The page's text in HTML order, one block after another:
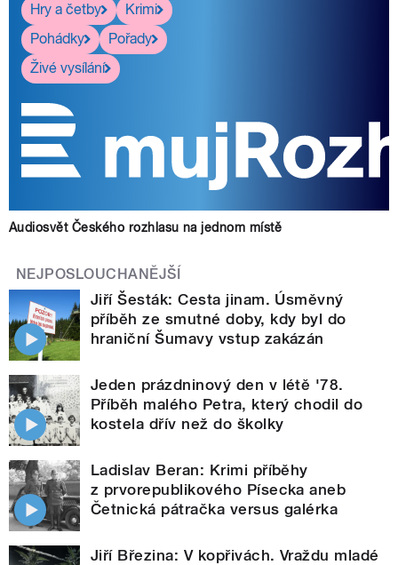
Hry a četby
Krimi
Pohádky
Pořady
Živé vysílání
Audiosvět Českého rozhlasu na jednom místě
NEJPOSLOUCHANĚJŠÍ
Jiří Šesták: Cesta jinam. Úsměvný
příběh ze smutné doby, kdy byl do
hraniční Šumavy vstup zakázán
Jeden prázdninový den v létě '78.
Příběh malého Petra, který chodil do
kostela dřív než do školky
Ladislav Beran: Krimi příběhy
z prvorepublikového Písecka aneb
Četnická pátračka versus galérka
Jiří Březina: V kopřivách. Vraždu mladé